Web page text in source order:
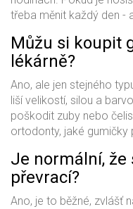
třeba měnit každý den -
Můžu si koupit
lékárně?
Ano, ale jen stejného
liší velikostí, silou a
poškodit zuby nebo
ortodonty, jaké gumičky
Je normální,
převrací?
Ano, je to běžné, zvlášť